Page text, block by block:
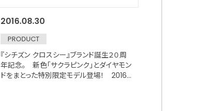
2016.08.30
PRODUCT
『シチズン クロスシー』ブランド誕生２０周
年記念。 新色「サクラピンク」とダイヤモン
ドをまとった特別限定モデル登場！ 2016